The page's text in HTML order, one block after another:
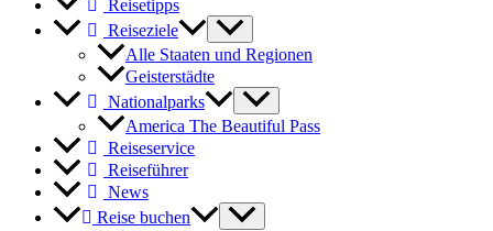
Reisetipps
Reiseziele
Alle Staaten und Regionen
Geisterstädte
Nationalparks
America The Beautiful Pass
Reiseservice
Reiseführer
News
Reise buchen